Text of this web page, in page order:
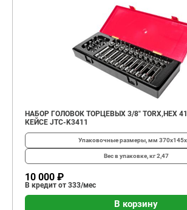
НАБОР ГОЛОВОК ТОРЦЕВЫХ 3/8" TORX,HEX
КЕЙСЕ JTC-K3411
Упаковочные размеры, мм
Вес в упаковке, кг2,47
10 000 ₽
В кредит от 333/мес
В корзину